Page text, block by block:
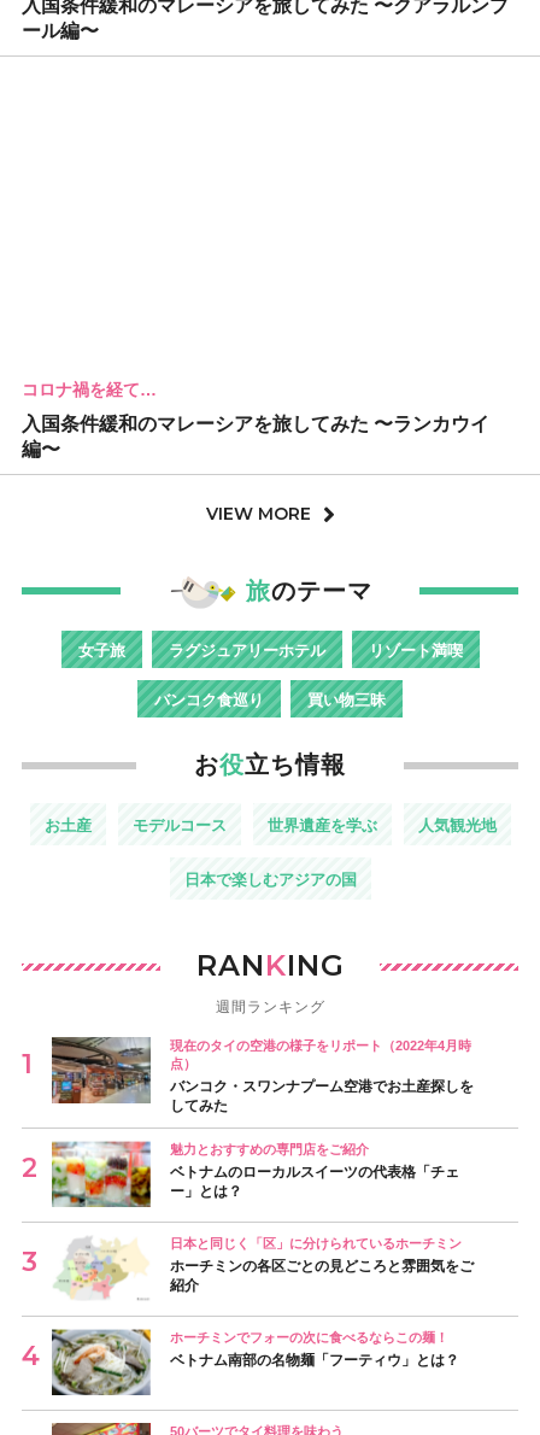
入国条件緩和のマレーシアを旅してみた 〜クアラルンプ
ール編〜
コロナ禍を経て…
入国条件緩和のマレーシアを旅してみた 〜ランカウイ
編〜
VIEW MORE
旅のテーマ
女子旅 ラグジュアリーホテル リゾート満喫
バンコク食巡り 買い物三昧
お役立ち情報
お土産 モデルコース 世界遺産を学ぶ 人気観光地
日本で楽しむアジアの国
RANKING
週間ランキング
現在のタイの空港の様子をリポート（2022年4月時
点）
バンコク・スワンナプーム空港でお土産探しを
してみた
魅力とおすすめの専門店をご紹介
ベトナムのローカルスイーツの代表格「チェ
ー」とは？
日本と同じく「区」に分けられているホーチミン
ホーチミンの各区ごとの見どころと雰囲気をご
紹介
ホーチミンでフォーの次に食べるならこの麺！
ベトナム南部の名物麺「フーティウ」とは？
50バーツでタイ料理を味わう